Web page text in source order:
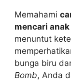
Memahami
mencari
menuntut
bunga biru
Bomb, Anda